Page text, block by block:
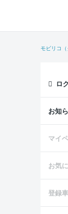
モビリコ（
ロ
お知
マイ
お気
登録